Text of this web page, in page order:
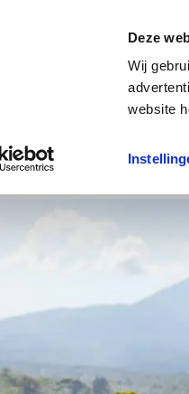
Deze
Wij
website
Energie